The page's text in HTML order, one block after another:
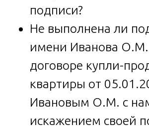
подписи?
Не выполнена ли
имени Иванова
договоре купли-
квартиры от
Ивановым О.М. с
искажением своей